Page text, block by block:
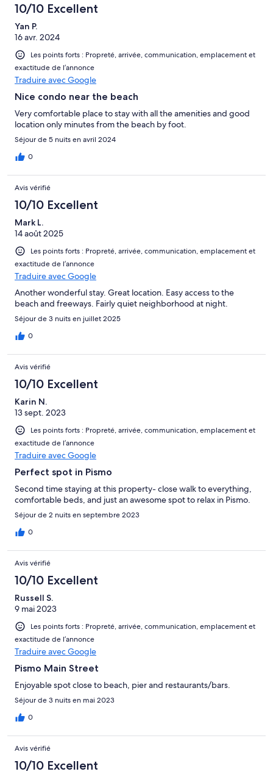
10/10 Excellent
Yan P.
16 avr. 2024
Les points forts : Propreté, arrivée, communication, emplacement et
exactitude de l’annonce
Traduire avec Google
Nice condo near the beach
Very comfortable place to stay with all the amenities and good
location only minutes from the beach by foot.
Séjour de 5 nuits en avril 2024
0
Avis vérifié
10/10 Excellent
Mark L.
14 août 2025
Les points forts : Propreté, arrivée, communication, emplacement et
exactitude de l’annonce
Traduire avec Google
Another wonderful stay. Great location. Easy access to the
beach and freeways. Fairly quiet neighborhood at night.
Séjour de 3 nuits en juillet 2025
0
Avis vérifié
10/10 Excellent
Karin N.
13 sept. 2023
Les points forts : Propreté, arrivée, communication, emplacement et
exactitude de l’annonce
Traduire avec Google
Perfect spot in Pismo
Second time staying at this property- close walk to everything,
comfortable beds, and just an awesome spot to relax in Pismo.
Séjour de 2 nuits en septembre 2023
0
Avis vérifié
10/10 Excellent
Russell S.
9 mai 2023
Les points forts : Propreté, arrivée, communication, emplacement et
exactitude de l’annonce
Traduire avec Google
Pismo Main Street
Enjoyable spot close to beach, pier and restaurants/bars.
Séjour de 3 nuits en mai 2023
0
Avis vérifié
10/10 Excellent